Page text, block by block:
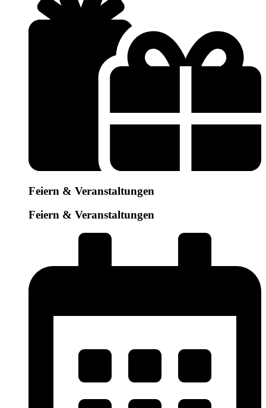
Feiern & Veranstaltungen
Feiern & Veranstaltungen